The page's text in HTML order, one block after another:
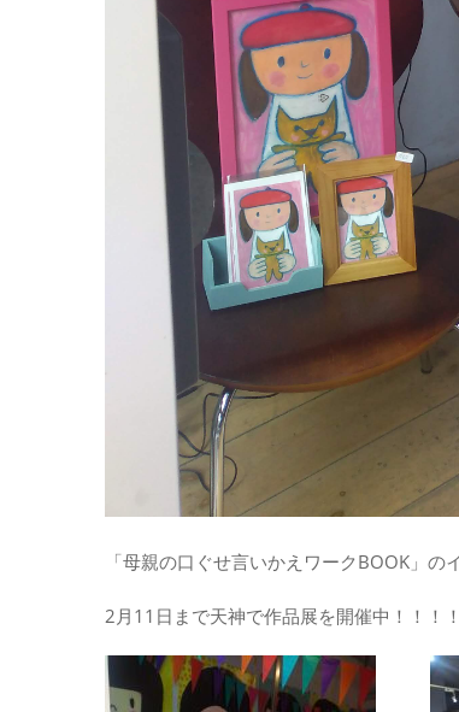
「母親の口ぐせ言いかえワークBOOK」
2月11日まで天神で作品展を開催中！！！！